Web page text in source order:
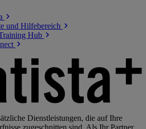
und Hilfebereich
Hub
Dienstleistungen, die auf Ihre
zugeschnitten sind. Als Ihr Partner